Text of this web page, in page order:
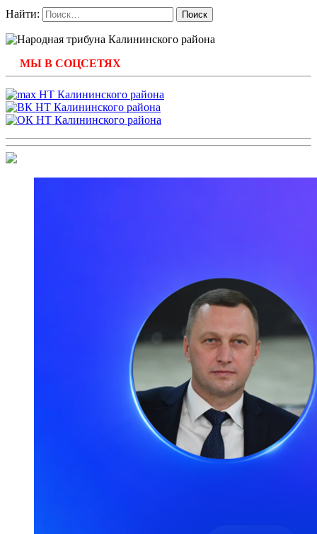
Найти:
МЫ В СОЦСЕТЯХ